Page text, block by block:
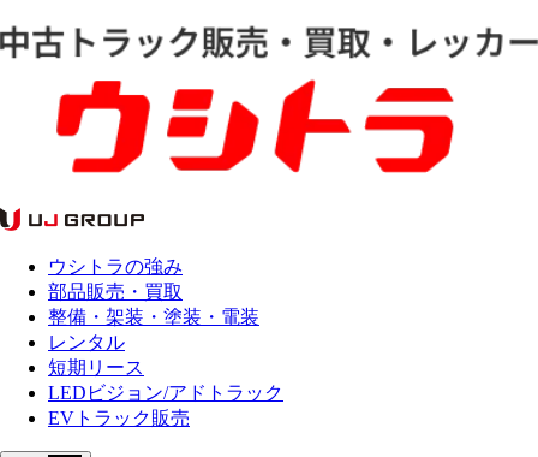
ウシトラの強み
部品販売・買取
整備・架装・塗装・電装
レンタル
短期リース
LEDビジョン/アドトラック
EVトラック販売